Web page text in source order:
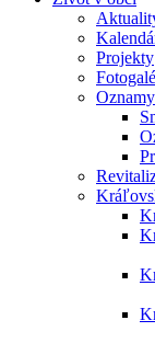
Projekty
Oznamy